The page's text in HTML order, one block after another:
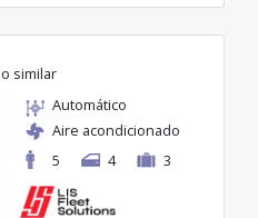
o similar
Automático
Aire acondicionado
5
4 3